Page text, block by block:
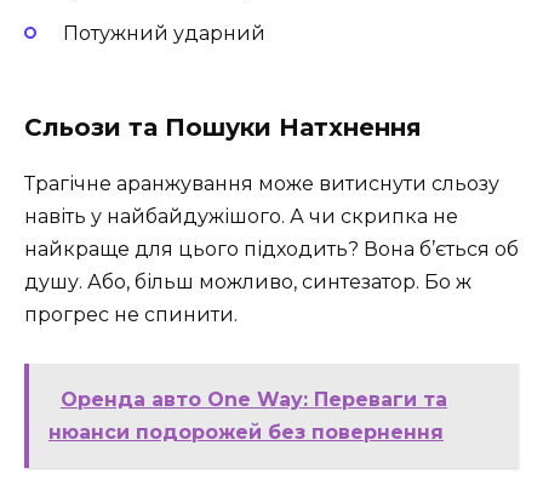
Потужний ударний
Сльози та Пошуки Натхнення
Трагічне аранжування може витиснути сльозу
навіть у найбайдужішого. А чи скрипка не
найкраще для цього підходить? Вона б’ється об
душу. Або, більш можливо, синтезатор. Бо ж
прогрес не спинити.
Оренда авто One Way: Переваги та
нюанси подорожей без повернення